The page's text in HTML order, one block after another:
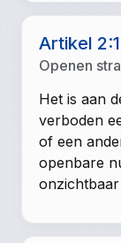
Artikel
Openen
Het is aan
verboden
of een
openbare